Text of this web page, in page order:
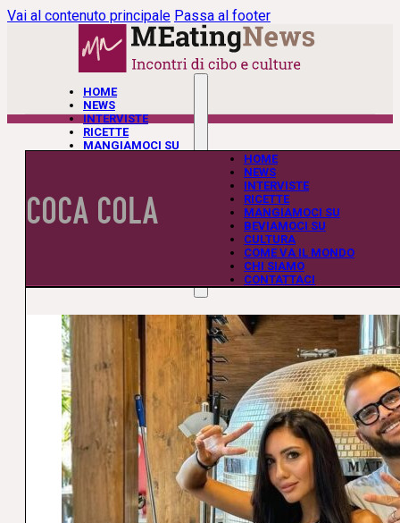
Vai al contenuto principale Passa al footer
HOME
NEWS
INTERVISTE
RICETTE
MANGIAMOCI SU
CHI SIAMO
CONTATTACI
HOME
NEWS
INTERVISTE
RICETTE
MANGIAMOCI SU
BEVIAMOCI SU
CULTURA
COME VA IL MONDO
CHI SIAMO
CONTATTACI
COCA COLA